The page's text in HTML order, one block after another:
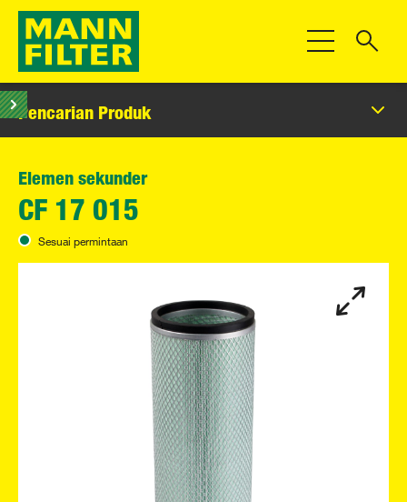
Beralih
Pencarian Produk
Elemen sekunder
CF 17 015
Sesuai permintaan